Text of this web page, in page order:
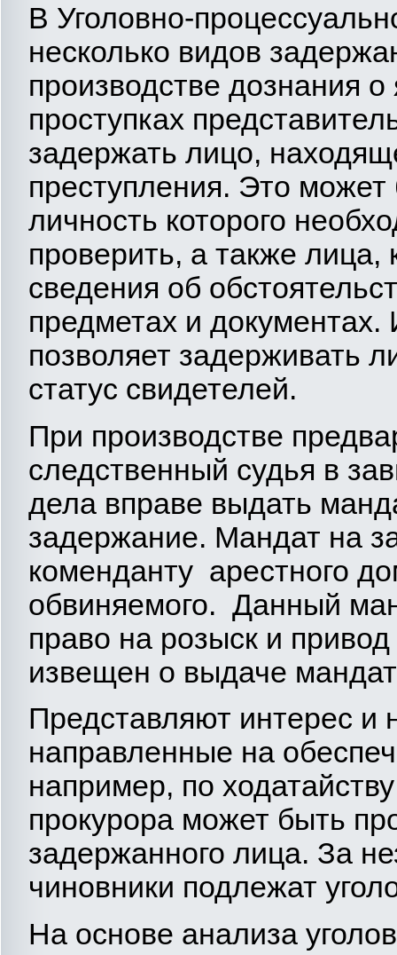
В Уголовно-
несколько видов
производстве дознания
проступках
задержать лицo,
преступления. Это
личность которого
проверить, а также лица,
сведения об
предметах и
позволяет задерживать
статус свидетелей.
При производстве
следственный судья в
дела вправе выдать
задержание. Мандат на
коменданту арестного
обвиняемого. Данный
право на розыск и
извещен о выдаче
Представляют интерес
направленные на
например, по
прокурора может быть
задержанного лица. За
чиновники подлежат
На основе анализа